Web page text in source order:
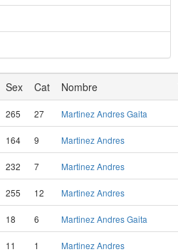
Sex Cat Nombre
265 27 Martinez Andres Gaita
164 9 Martinez Andres
232 7 Martinez Andres
255 12 Martinez Andres
18 6 Martinez Andres Gaita
11 1 Martinez Andres